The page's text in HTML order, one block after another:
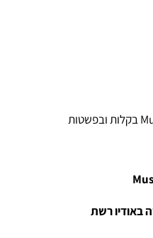
רשת